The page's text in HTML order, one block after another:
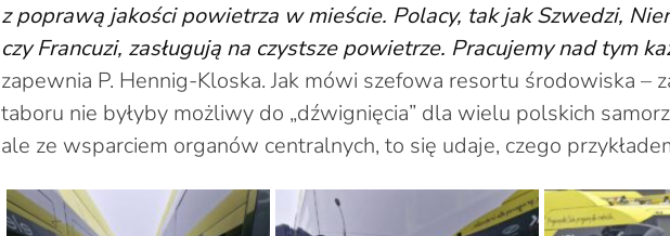
z poprawą jakości powietrza w mieście. Polacy, tak jak Szwedzi,
czy Francuzi, zasługują na czystsze powietrze. Pracujemy nad tym
zapewnia P. Hennig-Kloska. Jak mówi szefowa resortu środowiska –
taboru nie byłyby możliwy do „dźwignięcia” dla wielu polskich
ale ze wsparciem organów centralnych, to się udaje, czego